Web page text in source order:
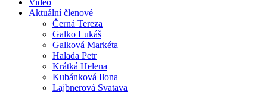
Aktuální členové
Černá Tereza
Galko Lukáš
Galková Markéta
Halada Petr
Krátká Helena
Kubánková Ilona
Lajbnerová Svatava